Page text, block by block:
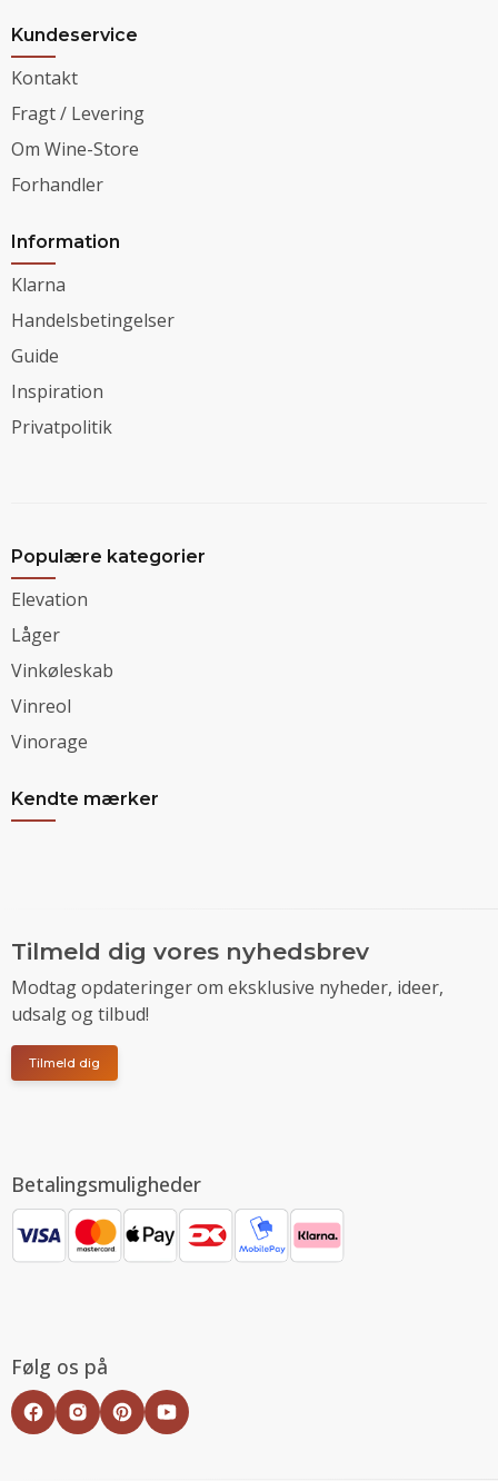
Kundeservice
Kontakt
Fragt / Levering
Om Wine-Store
Forhandler
Information
Klarna
Handelsbetingelser
Guide
Inspiration
Privatpolitik
Populære kategorier
Elevation
Låger
Vinkøleskab
Vinreol
Vinorage
Kendte mærker
Tilmeld dig vores nyhedsbrev
Modtag opdateringer om eksklusive nyheder, ideer,
udsalg og tilbud!
Tilmeld dig
Betalingsmuligheder
Følg os på